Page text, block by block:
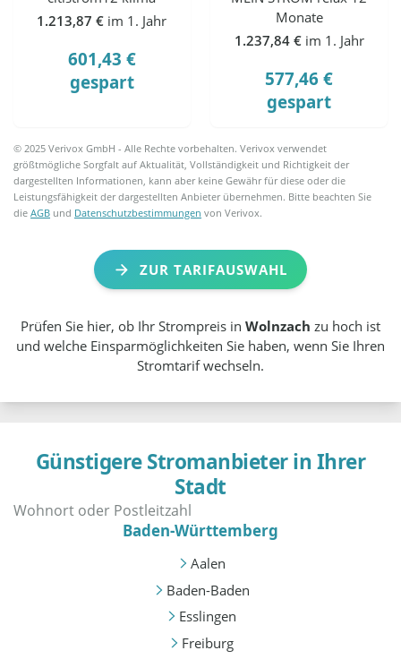
1.213,87 € im 1. Jahr
601,43 €
gespart
Monate
1.237,84 € im 1. Jahr
577,46 €
gespart
© 2025 Verivox GmbH - Alle Rechte vorbehalten. Verivox verwendet
größtmögliche Sorgfalt auf Aktualität, Vollständigkeit und Richtigkeit der
dargestellten Informationen, kann aber keine Gewähr für diese oder die
Leistungsfähigkeit der dargestellten Anbieter übernehmen. Bitte beachten Sie
dieAGB und Datenschutzbestimmungen von Verivox.
ZUR TARIFAUSWAHL
Prüfen Sie hier, ob Ihr Strompreis in Wolnzach zu hoch ist
und welche Einsparmöglichkeiten Sie haben, wenn Sie Ihren
Stromtarif wechseln.
Günstigere Stromanbieter in Ihrer
Stadt
Baden-Württemberg
Aalen
Baden-Baden
Esslingen
Freiburg